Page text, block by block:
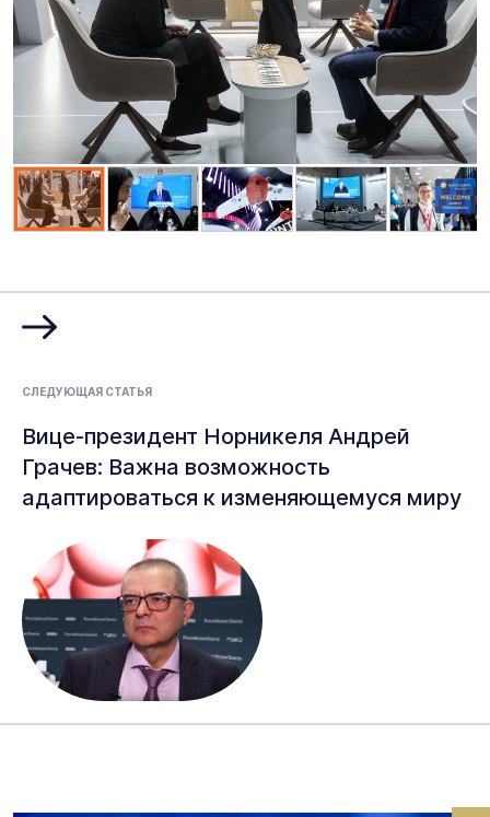
СЛЕДУЮЩАЯ СТАТЬЯ
Вице-президент Норникеля Андрей
Грачев: Важна возможность
адаптироваться к изменяющемуся миру